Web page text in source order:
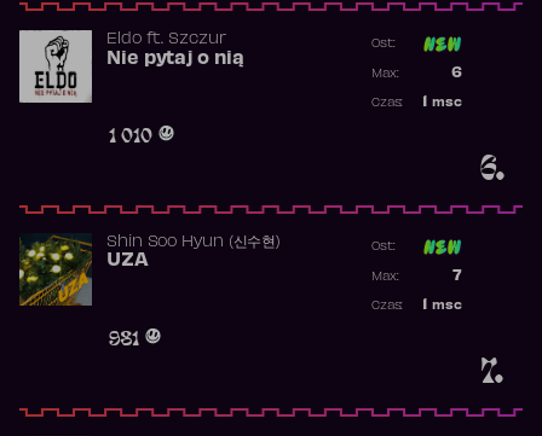
6.
Eldoft. Szczur
Nie pytaj o nią
1 010
Ost:
6
Max:
msc
Czas:
7.
Shin Soo Hyun (신수현)
UZA
981
Ost:
7
Max:
msc
Czas: